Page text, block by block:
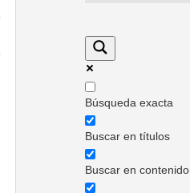
Búsqueda exacta
Buscar en títulos
Buscar en contenido